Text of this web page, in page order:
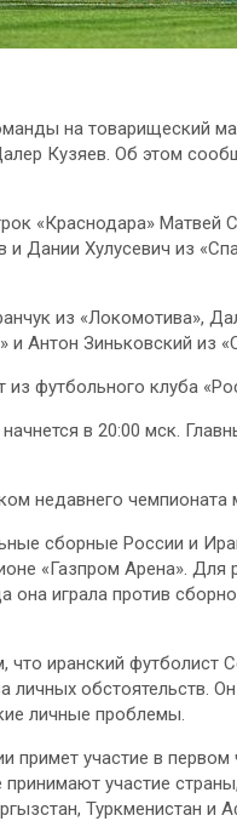
на товарищеский
Кузяев. Об этом
«Краснодара»
и Дании Хулусевич из
из «Локомотива»,
Антон Зиньковский из
футбольного клуба
в 20:00 мск.
недавнего чемпионата
сборные России и
«Газпром Арена». Для
играла против
иранский футболист
обстоятельств.
личные проблемы.
примет участие в
участие
Туркменистан и